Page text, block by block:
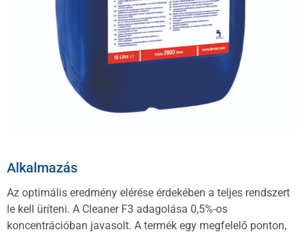
Alkalmazás
Az optimális eredmény elérése érdekében a teljes rendszert
le kell üríteni. A Cleaner F3 adagolása 0,5%-os
koncentrációban javasolt. A termék egy megfelelő ponton,